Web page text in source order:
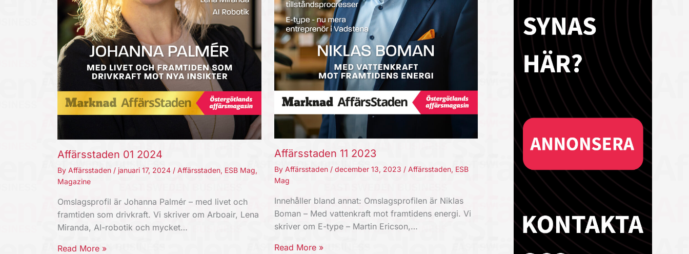
Affärsstaden 01 2024
By Affärsstaden / januari 17, 2024 / Affärsstaden, ESB Mag,
Magazine
Omslagsprofil är Johanna Palmér – med livet och
framtiden som drivkraft. Vi skriver om Arboair, Lena
Miranda, AI-robotik och mycket…
Read More »
Affärsstaden 11 2023
By Affärsstaden / december 13, 2023 / Affärsstaden, ESB
Mag
Innehåller bland annat: Omslagsprofilen är Niklas
Boman – Med vattenkraft mot framtidens energi. Vi
skriver om E-type – Martin Ericson,…
Read More »